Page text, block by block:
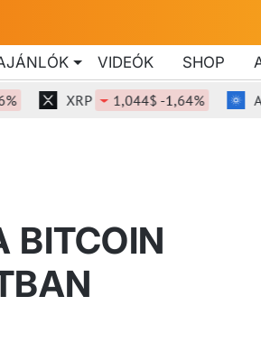
VIDEÓK SHOP
XRP 1,044$ -1,64% ADA
BITCOIN